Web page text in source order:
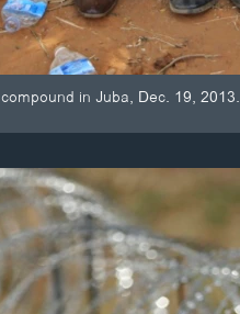
in Juba, Dec. 19, 2013.